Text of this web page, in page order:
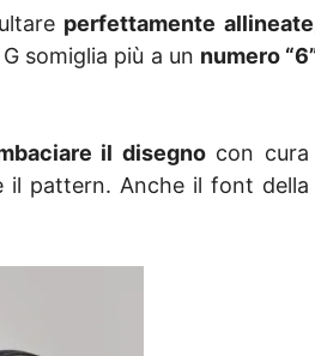
perfettamente
somiglia più a un numero
il disegnocon cura
il pattern. Anche il font